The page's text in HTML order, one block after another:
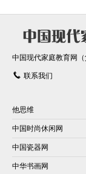
中国现代家庭教育网
联系我们
他思维
中国时尚休闲网
中国瓷器网
中华书画网